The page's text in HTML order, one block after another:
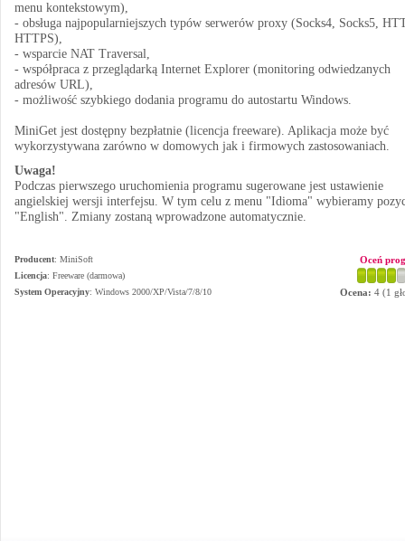
menu kontekstowym),
- obsługa najpopularniejszych typów serwerów proxy (Socks4, Socks5,
HTTPS),
- wsparcie NAT Traversal,
- współpraca z przeglądarką Internet Explorer (monitoring odwiedzanych
adresów URL),
- możliwość szybkiego dodania programu do autostartu Windows.
MiniGet jest dostępny bezpłatnie (licencja freeware). Aplikacja może być
wykorzystywana zarówno w domowych jak i firmowych zastosowaniach.
Uwaga!
Podczas pierwszego uruchomienia programu sugerowane jest ustawienie
angielskiej wersji interfejsu. W tym celu z menu "Idioma" wybieramy
"English". Zmiany zostaną wprowadzone automatycznie.
Producent: MiniSoft
Licencja: Freeware (darmowa)
System Operacyjny: Windows 2000/XP/Vista/7/8/10
Oceń
Ocena: 4 (1